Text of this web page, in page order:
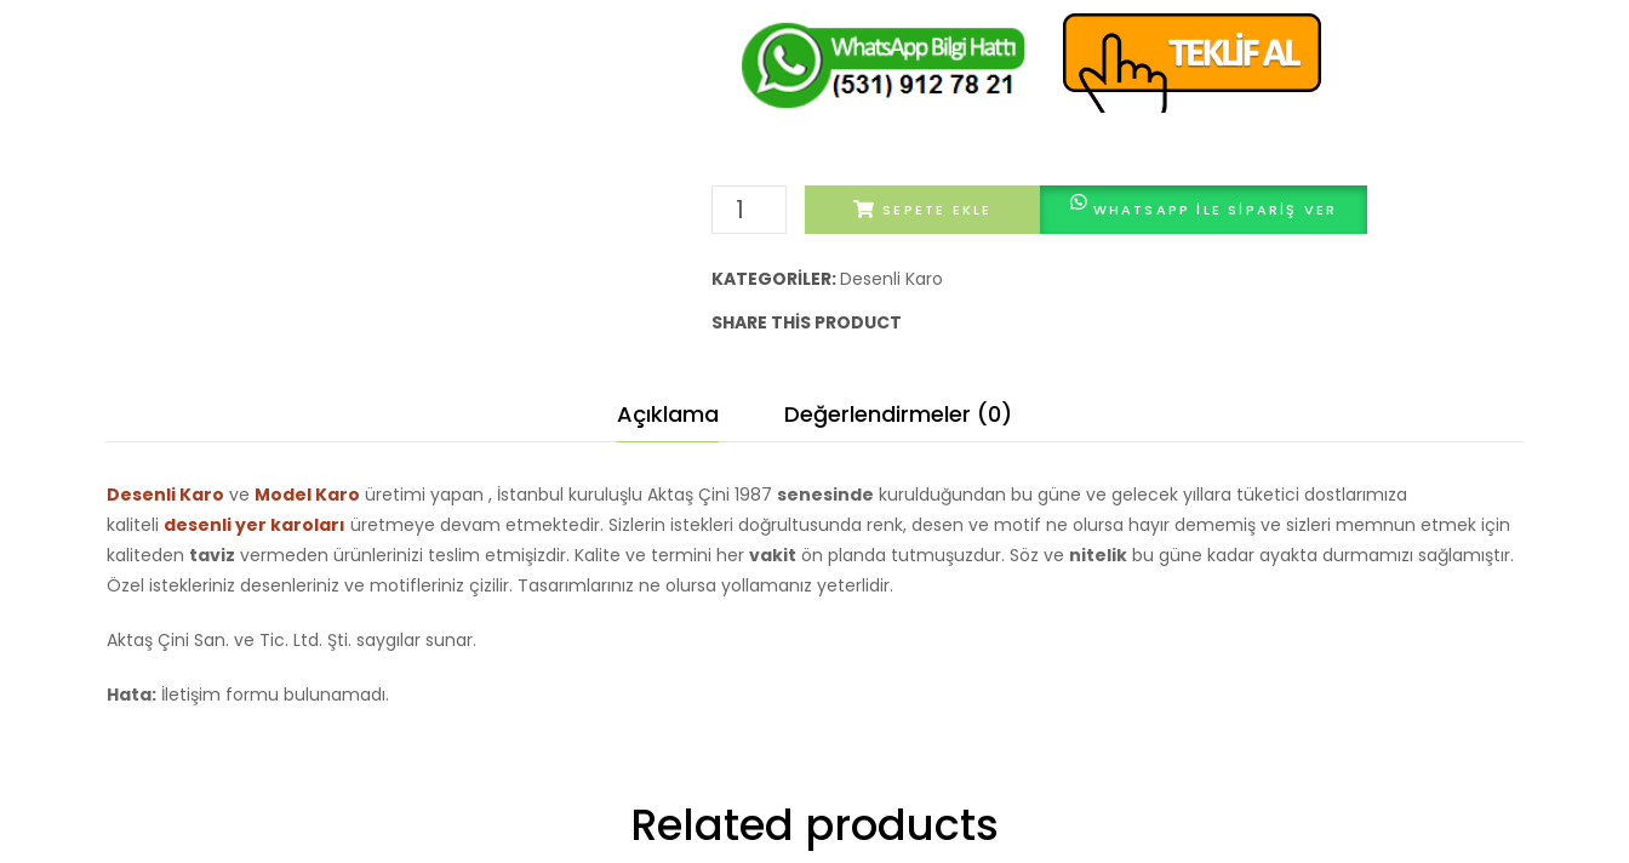
Güçlü
Ermeni
adet
SEPETE EKLE WHATSAPP ILE SIPARIŞ VER
KATEGORILER:Desenli Karo
SHARE THIS PRODUCT
Açıklama Değerlendirmeler (0)
Desenli Karo ve Model Karo üretimi yapan , İstanbul kuruluşlu Aktaş Çini 1987 senesinde kurulduğundan bu güne ve gelecek yıllara tüketici dostlarımıza
kaliteli desenli yer karoları üretmeye devam etmektedir. Sizlerin istekleri doğrultusunda renk, desen ve motif ne olursa hayır dememiş ve sizleri memnun etmek için
kaliteden taviz vermeden ürünlerinizi teslim etmişizdir. Kalite ve termini her vakit ön planda tutmuşuzdur. Söz ve nitelik bu güne kadar ayakta durmamızı sağlamıştır.
Özel istekleriniz desenleriniz ve motifleriniz çizilir. Tasarımlarınız ne olursa yollamanız yeterlidir.
Aktaş Çini San. ve Tic. Ltd. Şti. saygılar sunar.
Hata: İletişim formu bulunamadı.
Related products